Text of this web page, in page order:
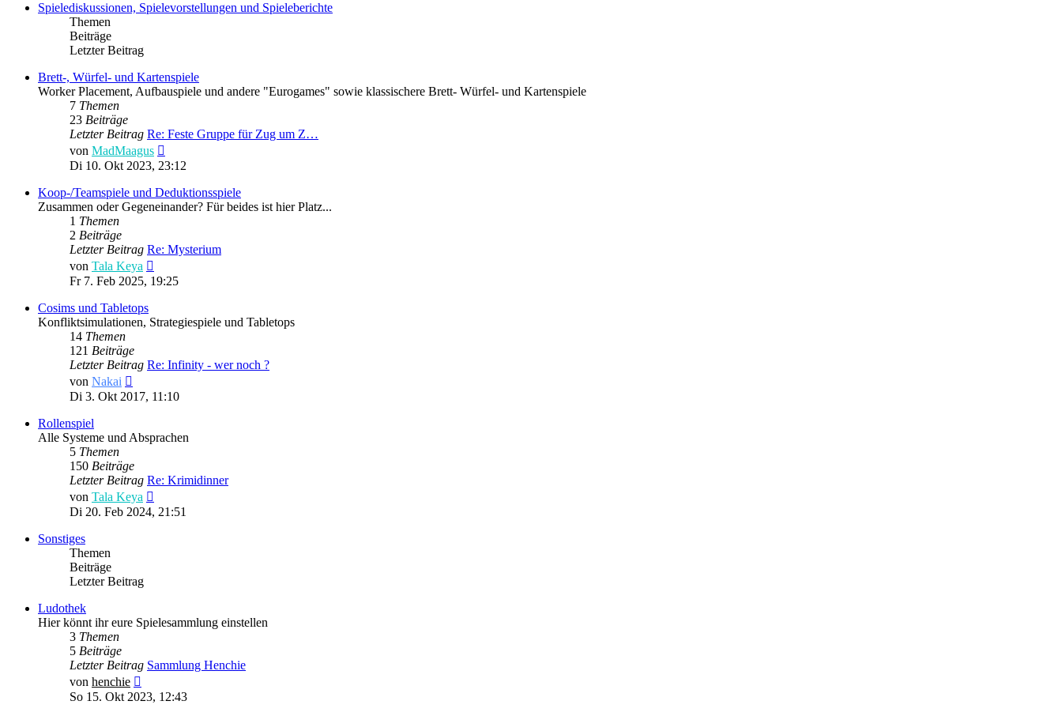
Spielediskussionen, Spielevorstellungen und Spieleberichte
Themen
Beiträge
Letzter Beitrag
Brett-, Würfel- und Kartenspiele
Worker Placement, Aufbauspiele und andere "Eurogames" sowie klassischere Brett- Würfel- und Kartenspiele
7 Themen
23 Beiträge
Letzter Beitrag Re: Feste Gruppe für Zug um Z…
von MadMaagus
Beitrag
Di 10. Okt 2023, 23:12
Koop-/Teamspiele und Deduktionsspiele
Zusammen oder Gegeneinander? Für beides ist hier Platz...
1 Themen
2 Beiträge
Letzter Beitrag Re: Mysterium
von Tala Keya
Beitrag
Fr 7. Feb 2025, 19:25
Cosims und Tabletops
Konfliktsimulationen, Strategiespiele und Tabletops
14 Themen
121 Beiträge
Letzter Beitrag Re: Infinity - wer noch ?
von Nakai
Beitrag
Di 3. Okt 2017, 11:10
Rollenspiel
Alle Systeme und Absprachen
5 Themen
150 Beiträge
Letzter Beitrag Re: Krimidinner
von Tala Keya
Beitrag
Di 20. Feb 2024, 21:51
Sonstiges
Themen
Beiträge
Letzter Beitrag
Ludothek
Hier könnt ihr eure Spielesammlung einstellen
3 Themen
5 Beiträge
Letzter Beitrag Sammlung Henchie
von henchie
Beitrag
So 15. Okt 2023, 12:43